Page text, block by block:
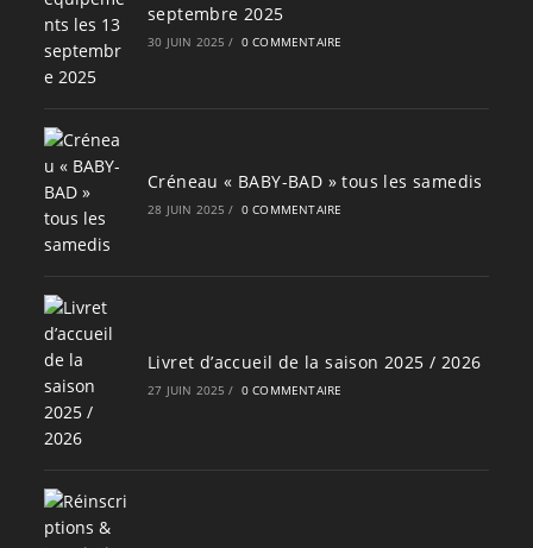
septembre 2025
30 JUIN 2025 / 0 COMMENTAIRE
Créneau « BABY-BAD » tous les samedis
28 JUIN 2025 / 0 COMMENTAIRE
Livret d’accueil de la saison 2025 / 2026
27 JUIN 2025 / 0 COMMENTAIRE